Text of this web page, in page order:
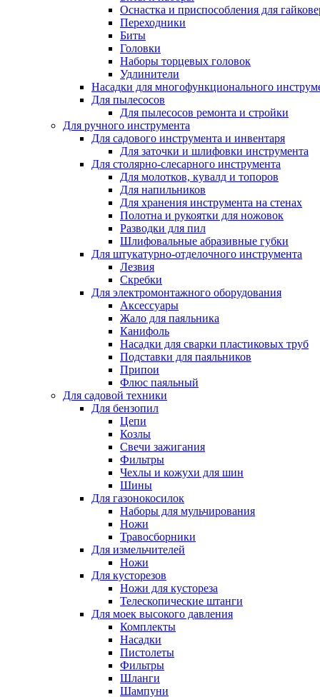
Оснастка и приспособления для
Переходники
Биты
Головки
Наборы торцевых головок
Удлинители
Насадки для многофункционального
Для пылесосов
Для пылесосов ремонта и стройки
Для ручного инструмента
Для садового инструмента и инвентаря
Для заточки и шлифовки инструмента
Для столярно-слесарного инструмента
Для молотков, кувалд и топоров
Для напильников
Для хранения инструмента на стенах
Полотна и рукоятки для ножовок
Разводки для пил
Шлифовальные абразивные губки
Для штукатурно-отделочного инструмента
Лезвия
Скребки
Для электромонтажного оборудования
Аксессуары
Жало для паяльника
Канифоль
Насадки для сварки пластиковых труб
Подставки для паяльников
Припои
Флюс паяльный
Для садовой техники
Для бензопил
Цепи
Козлы
Свечи зажигания
Фильтры
Чехлы и кожухи для шин
Шины
Для газонокосилок
Наборы для мульчирования
Ножи
Травосборники
Для измельчителей
Ножи
Для кусторезов
Ножи для кустореза
Телескопические штанги
Для моек высокого давления
Комплекты
Насадки
Пистолеты
Фильтры
Шланги
Шампуни